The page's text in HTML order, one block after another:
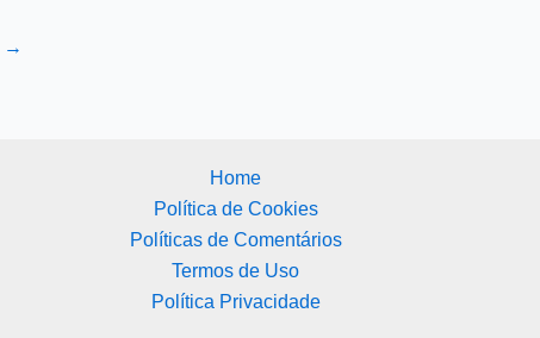
→
Home
Política de Cookies
Políticas de Comentários
Termos de Uso
Política Privacidade